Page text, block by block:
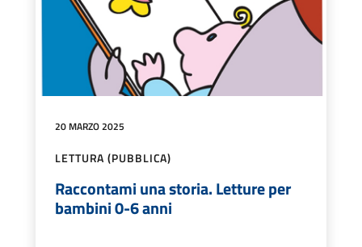
20 MARZO 2025
LETTURA (PUBBLICA)
Raccontami una storia. Letture per
bambini 0-6 anni